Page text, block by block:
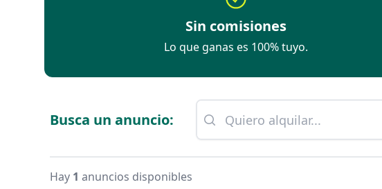
Sin comisiones
Lo que ganas es 100% tuyo.
Busca un anuncio:
Hay 1 anuncios disponibles